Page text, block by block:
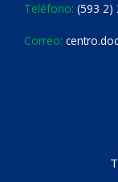
Teléfono: (593 2)
Correo: